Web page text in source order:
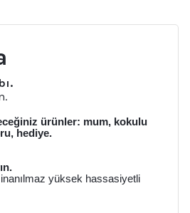
ürünler: mum, kokulu
hediye.
inanılmaz yüksek hassasiyetli